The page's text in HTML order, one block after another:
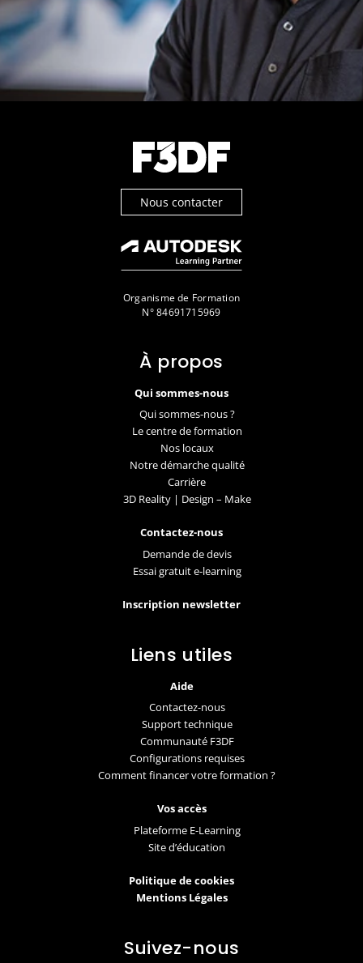
Nous contacter
Organisme de Formation
N° 84691715969
À propos
Qui sommes-nous
Qui sommes-nous ?
Le centre de formation
Nos locaux
Notre démarche qualité
Carrière
3D Reality | Design – Make
Contactez-nous
Demande de devis
Essai gratuit e-learning
Inscription newsletter
Liens utiles
Aide
Contactez-nous
Support technique
Communauté F3DF
Configurations requises
Comment financer votre formation ?
Vos accès
Plateforme E-Learning
Site d’éducation
Politique de cookies
Mentions Légales
Suivez-nous